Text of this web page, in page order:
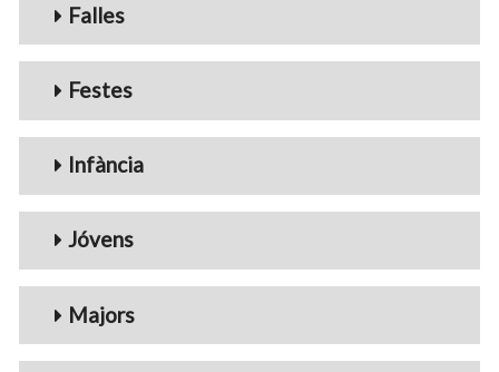
Falles
Festes
Infància
Jóvens
Majors